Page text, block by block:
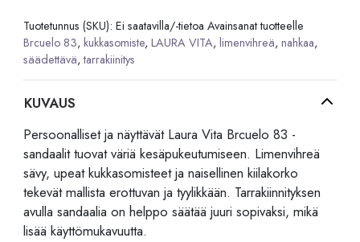
kukkasomisteiset
sandaalit
määrä
Tuotetunnus (SKU):Ei saatavilla/-tietoa Avainsanat tuotteelle
Brcuelo 83,kukkasomiste,LAURA VITA,limenvihreä,nahkaa,
säädettävä,tarrakiinitys
KUVAUS
Persoonalliset ja näyttävät Laura Vita Brcuelo 83 -
sandaalit tuovat väriä kesäpukeutumiseen. Limenvihreä
sävy, upeat kukkasomisteet ja naisellinen kiilakorko
tekevät mallista erottuvan ja tyylikkään. Tarrakiinnityksen
avulla sandaalia on helppo säätää juuri sopivaksi, mikä
lisää käyttömukavuutta.